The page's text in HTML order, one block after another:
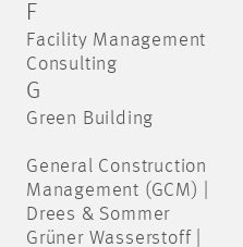
F
Facility Management
Consulting
G
Green Building
General Construction
Management (GCM) |
Drees & Sommer
Grüner Wasserstoff |